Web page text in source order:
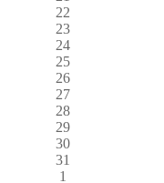
22
23
24
25
26
27
28
29
30
31
1